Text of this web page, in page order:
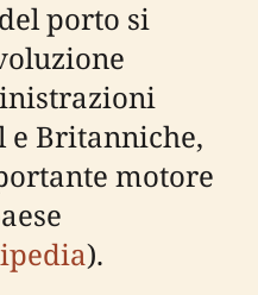
porto si
e Britanniche,
motore
).